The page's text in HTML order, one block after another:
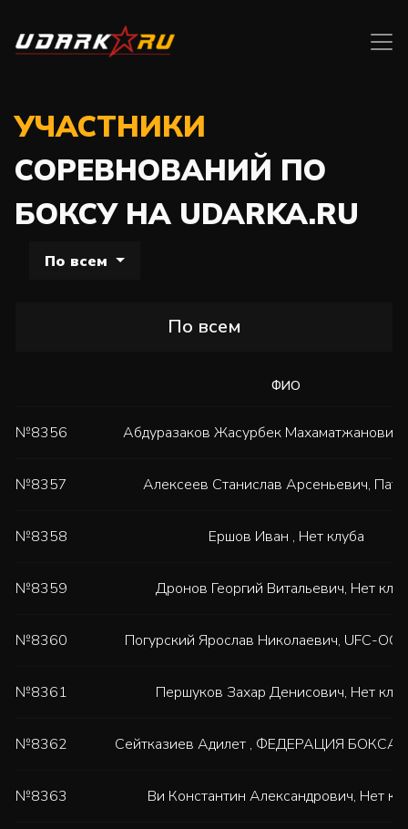
УЧАСТНИКИ
СОРЕВНОВАНИЙ ПО
БОКСУ НА UDARKA.RU
По всем
По всем
ФИО
№8356 Абдуразаков Жасурбек Махаматжанович
№8357 Алексеев Станислав Арсеньевич,
№8358 Ершов Иван , Нет клуба
№8359 Дронов Георгий Витальевич, Нет
№8360 Погурский Ярослав Николаевич, UFC-
№8361 Першуков Захар Денисович, Нет
№8362 Сейтказиев Адилет , ФЕДЕРАЦИЯ БОКСА
№8363 Ви Константин Александрович, Нет